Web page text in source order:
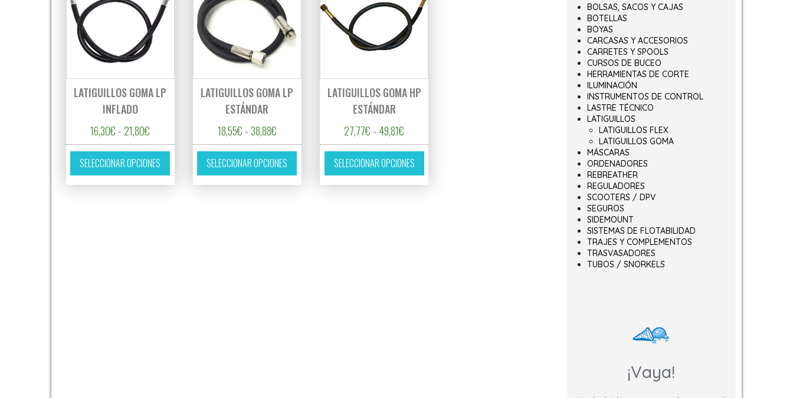
LATIGUILLOS GOMA LP
INFLADO
16,30€ - 21,80€ Rango de precios: desde 16,30€ hasta 21,80€
SELECCIONAR OPCIONES
Este producto tiene múltiples variantes. Las opciones se pueden elegir en la página de producto
LATIGUILLOS GOMA LP
ESTÁNDAR
18,55€ -38,88€Rango de precios: desde 18,55€ hasta 38,88€
SELECCIONAR OPCIONES
Este producto tiene múltiples variantes. Las opciones se pueden elegir en la página de producto
LATIGUILLOS GOMA HP
ESTÁNDAR
27,77€ - 49,81€
SELECCIONAR OPCIONES
Este producto tiene múltiples variantes. Las opciones se pueden elegir en la página de producto
BOLSAS, SACOS Y CAJAS
BOTELLAS
BOYAS
CARCASAS Y ACCESORIOS
CARRETES Y SPOOLS
CURSOS DE BUCEO
HERRAMIENTAS DE CORTE
ILUMINACIÓN
INSTRUMENTOS DE CONTROL
LASTRE TÉCNICO
LATIGUILLOS
LATIGUILLOS FLEX
LATIGUILLOS GOMA
MÁSCARAS
ORDENADORES
REBREATHER
REGULADORES
SCOOTERS / DPV
SEGUROS
SIDEMOUNT
SISTEMAS DE FLOTABILIDAD
TRAJES Y COMPLEMENTOS
TRASVASADORES
TUBOS / SNORKELS
¡Vaya!